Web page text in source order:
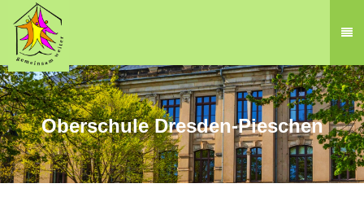
Oberschule Dresden-Pieschen